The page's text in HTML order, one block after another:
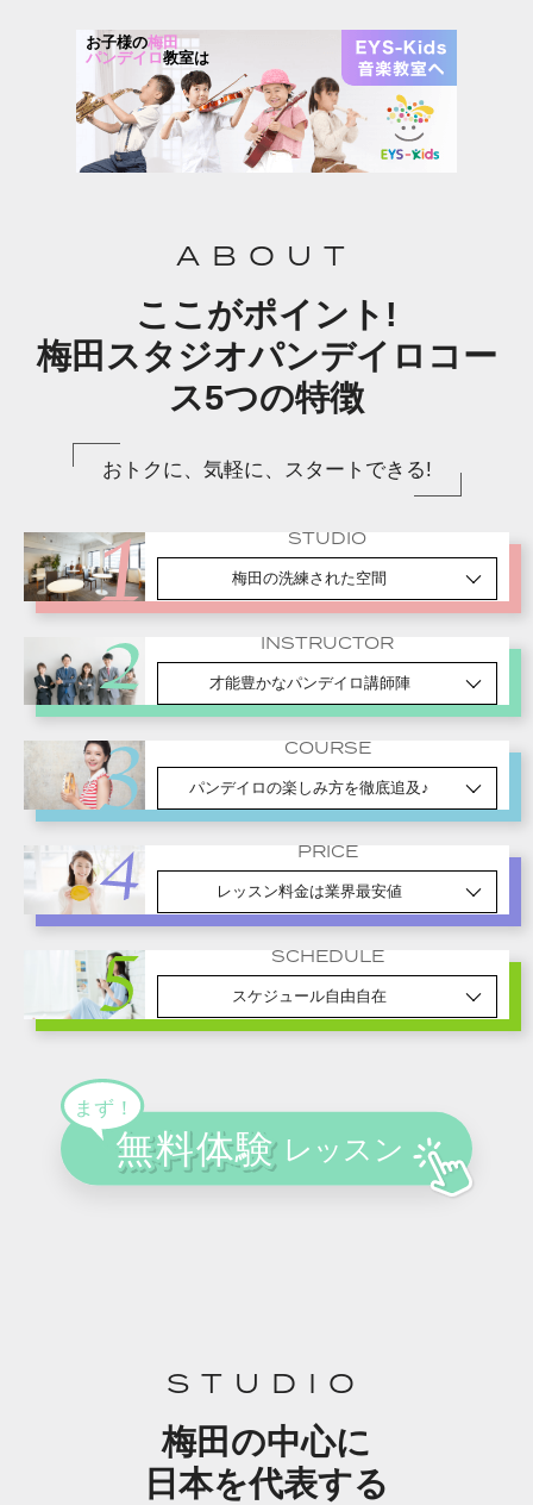
お子様の梅田
パンデイロ教室は
ABOUT
ここがポイント!
梅田スタジオパンデイロコー
ス5つの特徴
おトクに、気軽に、スタートできる!
STUDIO
梅田の洗練された空間
INSTRUCTOR
才能豊かなパンデイロ講師陣
COURSE
パンデイロの楽しみ方を徹底追及♪
PRICE
レッスン料金は業界最安値
SCHEDULE
スケジュール自由自在
STUDIO
梅田の中心に
日本を代表する